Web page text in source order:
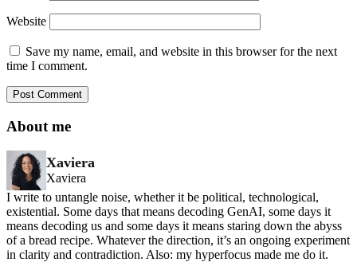
Website
Save my name, email, and website in this browser for the next
time I comment.
About me
Xaviera
Xaviera
I write to untangle noise, whether it be political, technological,
existential. Some days that means decoding GenAI, some days it
means decoding us and some days it means staring down the abyss
of a bread recipe. Whatever the direction, it’s an ongoing experiment
in clarity and contradiction. Also: my hyperfocus made me do it.